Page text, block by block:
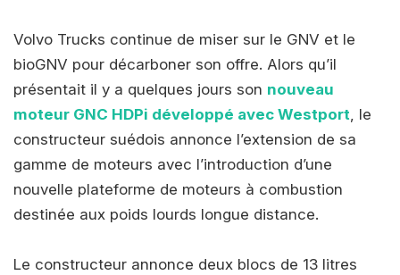
Volvo Trucks continue de miser sur le GNV et le
bioGNV pour décarboner son offre. Alors qu’il
présentait il y a quelques jours son nouveau
moteur GNC HDPi développé avec Westport, le
constructeur suédois annonce l’extension de sa
gamme de moteurs avec l’introduction d’une
nouvelle plateforme de moteurs à combustion
destinée aux poids lourds longue distance.
Le constructeur annonce deux blocs de 13 litres